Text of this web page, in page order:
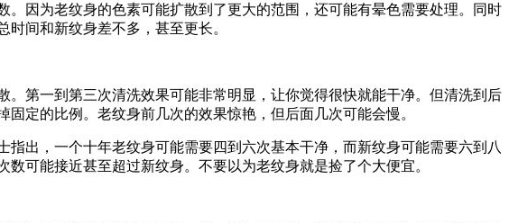
因为老纹身的色素可能扩散到了更大的范围，还可能有晕色需要处理。同时
间和新纹身差不多，甚至更长。
第一到第三次清洗效果可能非常明显，让你觉得很快就能干净。但清洗到后
定的比例。老纹身前几次的效果惊艳，但后面几次可能会慢。
出，一个十年老纹身可能需要四到六次基本干净，而新纹身可能需要六到八
可能接近甚至超过新纹身。不要以为老纹身就是捡了个大便宜。